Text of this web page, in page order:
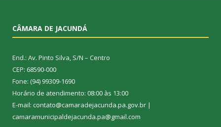
CÂMARA DE JACUNDÁ
End.: Av. Pinto Silva, S/N – Centro
CEP: 68590-000
Fone: (94) 99309-1690
Horário de atendimento: 08:00 às 13:00
E-mail: contato@camaradejacunda.pa.gov.br |
camaramunicipaldejacunda.pa@gmail.com